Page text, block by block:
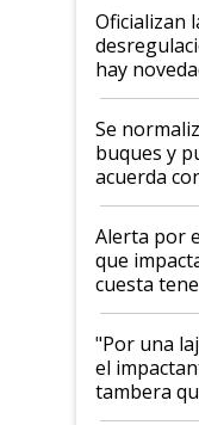
Oficializan
hay
la hidrovía
Se
buques y
acuerda
suspende
Alerta por
que
cuesta
y el
pase a ser
"Por una
el
tambera
tornado